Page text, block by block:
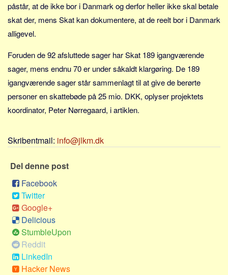
USA
Alle
Nøgleord
Bolig
Job
Virksomhed
Investering
Forbrug
Transport
Alle
Aspekter
Køb og salg
Økonomi
Jura og regler
Skatter og afgifter
påstår, at de ikke bor i Danmark og derfor heller ikke skal betale
skat der, mens Skat kan dokumentere, at de reelt bor i Danmark
alligevel.
Foruden de 92 afsluttede sager har Skat 189 igangværende
sager, mens endnu 70 er under såkaldt klargøring. De 189
igangværende sager står sammenlagt til at give de berørte
personer en skattebøde på 25 mio. DKK, oplyser projektets
koordinator, Peter Nørregaard, i artiklen.
Skribentmail: info@jlkm.dk
Del denne post
Facebook
Twitter
Google+
Delicious
StumbleUpon
Reddit
LinkedIn
Hacker News